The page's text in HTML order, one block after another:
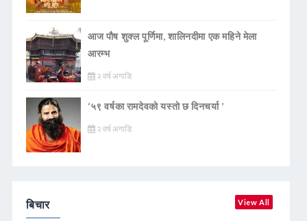
आज पौष शुक्ल पूर्णिमा, शालिनदीमा एक महिने मेला
आरम्भ
२ वर्ष अगाडि
‘५९ वर्षका रामदेवकाे यस्ताे छ दिनचर्या ’
२ वर्ष अगाडि
बिचार View All